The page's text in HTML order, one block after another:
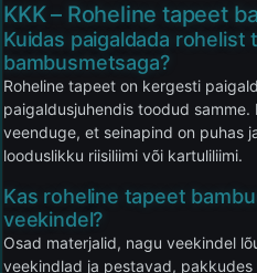
KKK – Roheline tapeet
Kuidas paigaldada rohelist
bambusmetsaga?
Roheline tapeet on kergesti
paigaldusjuhendis toodud samme.
veenduge, et seinapind on puhas
looduslikku riisiliimi või kartuliliimi.
Kas roheline tapeet
veekindel?
Osad materjalid, nagu veekindel
veekindlad ja pestavad,